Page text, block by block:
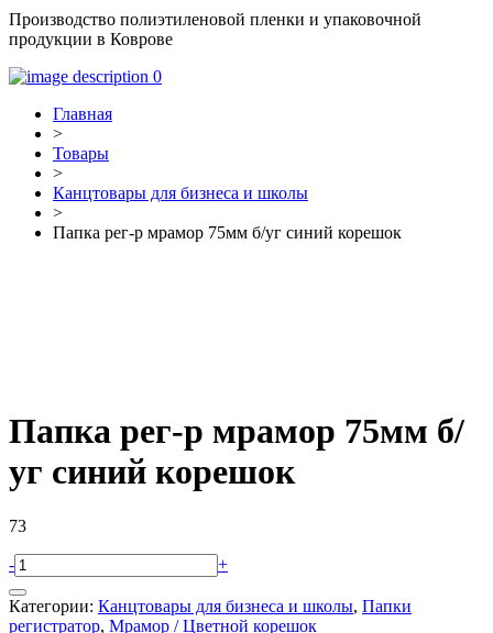
Производство полиэтиленовой пленки и упаковочной
продукции в Коврове
0
Главная
>
Товары
>
Канцтовары для бизнеса и школы
>
Папка рег-р мрамор 75мм б/уг синий корешок
Папка рег-р мрамор 75мм б/
уг синий корешок
73
- +
Категории: Канцтовары для бизнеса и школы, Папки
регистратор, Мрамор / Цветной корешок